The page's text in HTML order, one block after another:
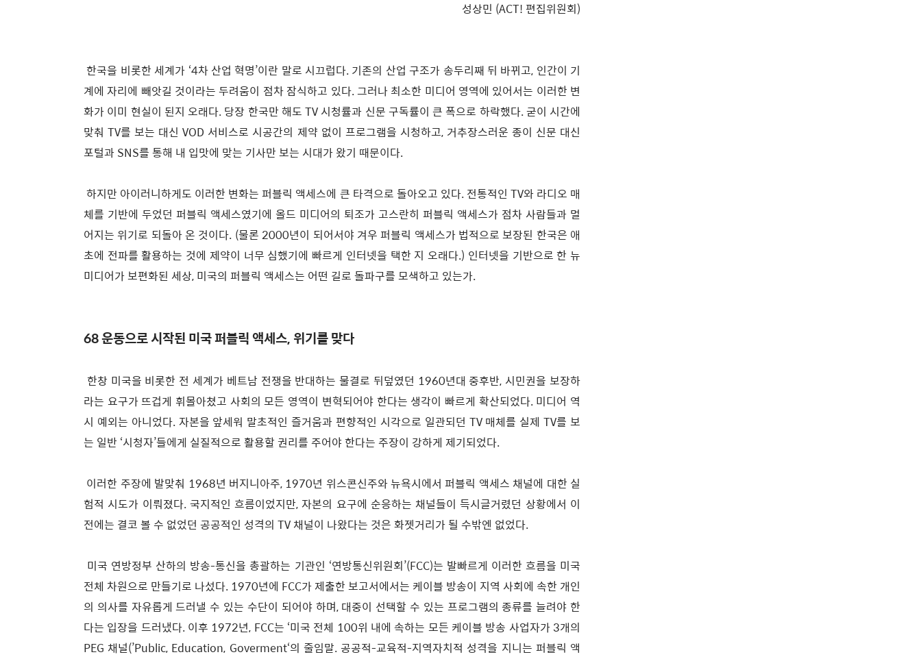
성상민 (ACT! 편집위원회)
한국을 비롯한 세계가 ‘4차 산업 혁명’이란 말로 시끄럽다. 기존의 산업 구조가 송두리째 뒤 바뀌고, 인간이 기
계에 자리에 빼앗길 것이라는 두려움이 점차 잠식하고 있다. 그러나 최소한 미디어 영역에 있어서는 이러한 변
화가 이미 현실이 된지 오래다. 당장 한국만 해도 TV 시청률과 신문 구독률이 큰 폭으로 하락했다. 굳이 시간에
맞춰 TV를 보는 대신 VOD 서비스로 시공간의 제약 없이 프로그램을 시청하고, 거추장스러운 종이 신문 대신
포털과 SNS를 통해 내 입맛에 맞는 기사만 보는 시대가 왔기 때문이다.
하지만 아이러니하게도 이러한 변화는 퍼블릭 액세스에 큰 타격으로 돌아오고 있다. 전통적인 TV와 라디오 매
체를 기반에 두었던 퍼블릭 액세스였기에 올드 미디어의 퇴조가 고스란히 퍼블릭 액세스가 점차 사람들과 멀
어지는 위기로 되돌아 온 것이다. (물론 2000년이 되어서야 겨우 퍼블릭 액세스가 법적으로 보장된 한국은 애
초에 전파를 활용하는 것에 제약이 너무 심했기에 빠르게 인터넷을 택한 지 오래다.) 인터넷을 기반으로 한 뉴
미디어가 보편화된 세상, 미국의 퍼블릭 액세스는 어떤 길로 돌파구를 모색하고 있는가.
68 운동으로 시작된 미국 퍼블릭 액세스, 위기를 맞다
한창 미국을 비롯한 전 세계가 베트남 전쟁을 반대하는 물결로 뒤덮였던 1960년대 중후반, 시민권을 보장하
라는 요구가 뜨겁게 휘몰아쳤고 사회의 모든 영역이 변혁되어야 한다는 생각이 빠르게 확산되었다. 미디어 역
시 예외는 아니었다. 자본을 앞세워 말초적인 즐거움과 편향적인 시각으로 일관되던 TV 매체를 실제 TV를 보
는 일반 ‘시청자’들에게 실질적으로 활용할 권리를 주어야 한다는 주장이 강하게 제기되었다.
이러한 주장에 발맞춰 1968년 버지니아주, 1970년 위스콘신주와 뉴욕시에서 퍼블릭 액세스 채널에 대한 실
험적 시도가 이뤄졌다. 국지적인 흐름이었지만, 자본의 요구에 순응하는 채널들이 득시글거렸던 상황에서 이
전에는 결코 볼 수 없었던 공공적인 성격의 TV 채널이 나왔다는 것은 화젯거리가 될 수밖엔 없었다.
미국 연방정부 산하의 방송-통신을 총괄하는 기관인 ‘연방통신위원회’(FCC)는 발빠르게 이러한 흐름을 미국
전체 차원으로 만들기로 나섰다. 1970년에 FCC가 제출한 보고서에서는 케이블 방송이 지역 사회에 속한 개인
의 의사를 자유롭게 드러낼 수 있는 수단이 되어야 하며, 대중이 선택할 수 있는 프로그램의 종류를 늘려야 한
다는 입장을 드러냈다. 이후 1972년, FCC는 ‘미국 전체 100위 내에 속하는 모든 케이블 방송 사업자가 3개의
PEG 채널(’Public, Education, Goverment‘의 줄임말. 공공적-교육적-지역자치적 성격을 지니는 퍼블릭 액